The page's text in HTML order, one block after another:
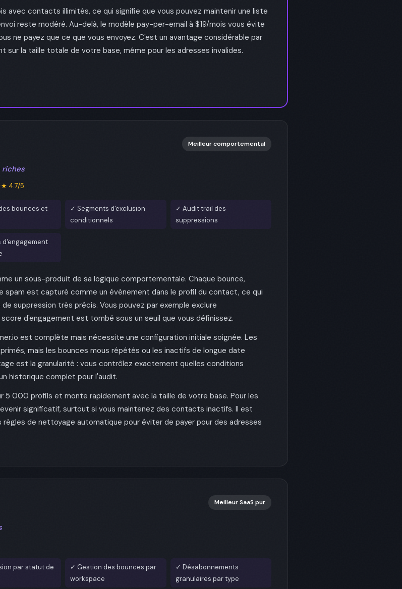
avec contacts illimités, ce qui signifie que vous pouvez maintenir une liste
reste modéré. Au-delà, le modèle pay-per-email à $19/mois vous évite
ne payez que ce que vous envoyez. C'est un avantage considérable par
sur la taille totale de votre base, même pour les adresses invalides.
Meilleur comportemental
riches
4.7/5
bounces et
✓ Segments d'exclusion
conditionnels
✓ Audit trail des
suppressions
d'engagement
un sous-produit de sa logique comportementale. Chaque bounce,
spam est capturé comme un événement dans le profil du contact, ce qui
suppression très précis. Vous pouvez par exemple exclure
d'engagement est tombé sous un seuil que vous définissez.
est complète mais nécessite une configuration initiale soignée. Les
mais les bounces mous répétés ou les inactifs de longue date
est la granularité : vous contrôlez exactement quelles conditions
historique complet pour l'audit.
5 000 profils et monte rapidement avec la taille de votre base. Pour les
significatif, surtout si vous maintenez des contacts inactifs. Il est
de nettoyage automatique pour éviter de payer pour des adresses
Meilleur SaaS pur
par statut de
✓ Gestion des bounces par
workspace
✓ Désabonnements
granulaires par type